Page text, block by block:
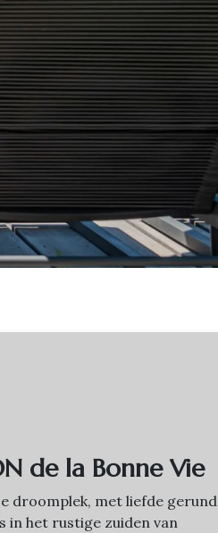
de la Bonne Vie
droomplek, met liefde gerund
in het rustige zuiden van